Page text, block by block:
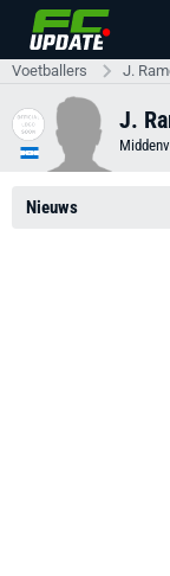
Voetballers J.
J.
Nieuws